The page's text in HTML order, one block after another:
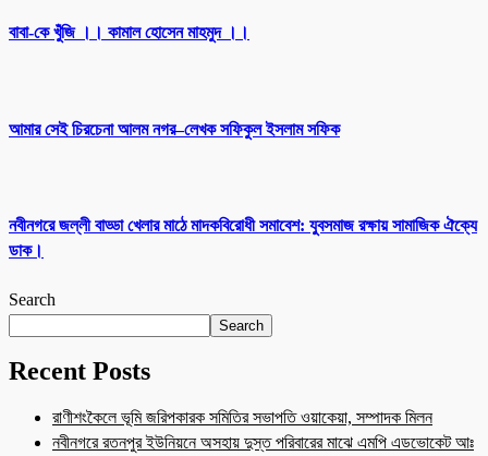
বাবা-কে খুঁজি ।। কামাল হোসেন মাহমুদ ।।
আমার সেই চিরচেনা আলম নগর–লেখক সফিকুল ইসলাম সফিক
নবীনগরে জল্লী বাড্ডা খেলার মাঠে মাদকবিরোধী সমাবেশ: যুবসমাজ রক্ষায় সামাজিক ঐক্যে
ডাক।
Search
Search
Recent Posts
রাণীশংকৈলে ভূমি জরিপকারক সমিতির সভাপতি ওয়াকেয়া, সম্পাদক মিলন
নবীনগরে রতনপুর ইউনিয়নে অসহায় দুস্ত পরিবারের মাঝে এমপি এডভোকেট আঃ